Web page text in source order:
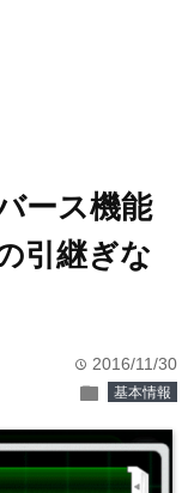
ース機能
引継ぎな
time 2016/11/30
folder 基本情報